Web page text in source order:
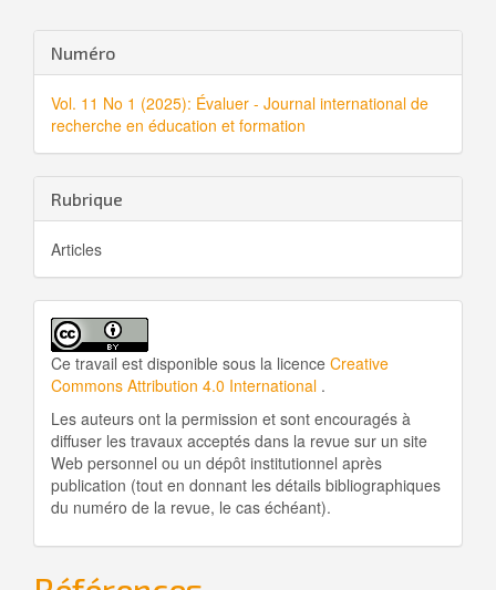
Details
de
l'article
Numéro
Vol. 11 No 1 (2025): Évaluer - Journal international de
recherche en éducation et formation
Rubrique
Articles
Ce travail est disponible sous la licence Creative
Commons Attribution 4.0 International .
Les auteurs ont la permission et sont encouragés à
diffuser les travaux acceptés dans la revue sur un site
Web personnel ou un dépôt institutionnel après
publication (tout en donnant les détails bibliographiques
du numéro de la revue, le cas échéant).